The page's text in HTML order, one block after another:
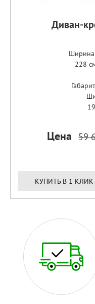
Диван-
Ширина
228
Цена 59
КУПИТЬ В 1 КЛИК